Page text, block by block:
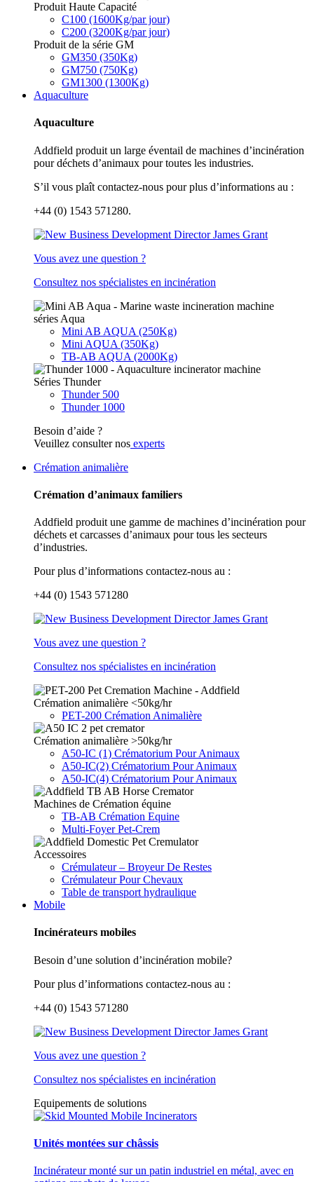
Produit Haute Capacité
C100 (1600Kg/par jour)
C200 (3200Kg/par jour)
Produit de la série GM
GM350 (350Kg)
GM750 (750Kg)
GM1300 (1300Kg)
Aquaculture
Aquaculture
Addfield produit un large éventail de machines d’incinération
pour déchets d’animaux pour toutes les industries.
S’il vous plaît contactez-nous pour plus d’informations au :
+44 (0) 1543 571280.
Vous avez une question ?
Consultez nos spécialistes en incinération
séries Aqua
Mini AB AQUA (250Kg)
Mini AQUA (350Kg)
TB-AB AQUA (2000Kg)
Séries Thunder
Thunder 500
Thunder 1000
Besoin d’aide ?
Veuillez consulter nos experts
Crémation animalière
Crémation d’animaux familiers
Addfield produit une gamme de machines d’incinération pour
déchets et carcasses d’animaux pour tous les secteurs
d’industries.
Pour plus d’informations contactez-nous au :
+44 (0) 1543 571280
Vous avez une question ?
Consultez nos spécialistes en incinération
Crémation animalière <50kg/hr
PET-200 Crémation Animalière
Crémation animalière >50kg/hr
A50-IC (1) Crématorium Pour Animaux
A50-IC(2) Crématorium Pour Animaux
A50-IC(4) Crématorium Pour Animaux
Machines de Crémation équine
TB-AB Crémation Equine
Multi-Foyer Pet-Crem
Accessoires
Crémulateur – Broyeur De Restes
Crémulateur Pour Chevaux
Table de transport hydraulique
Mobile
Incinérateurs mobiles
Besoin d’une solution d’incinération mobile?
Pour plus d’informations contactez-nous au :
+44 (0) 1543 571280
Vous avez une question ?
Consultez nos spécialistes en incinération
Equipements de solutions
Unités montées sur châssis
Incinérateur monté sur un patin industriel en métal, avec en